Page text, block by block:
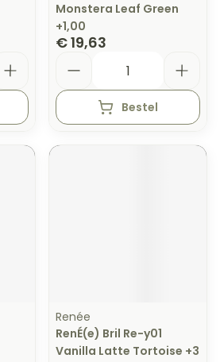
Monstera Leaf Green
+1,00
€ 19,63
Bestel
Renée
RenÉ(e) Bril Re-y01
Vanilla Latte Tortoise +3